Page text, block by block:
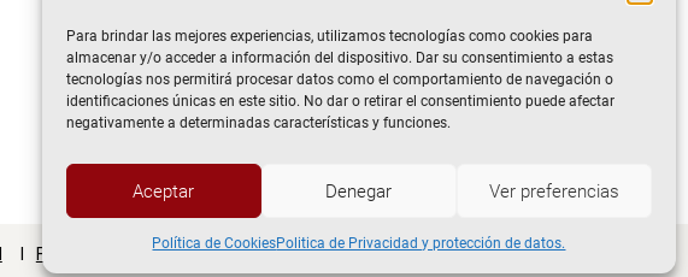
Para brindar las mejores experiencias, utilizamos tecnologías como cookies para
almacenar y/o acceder a información del dispositivo. Dar su consentimiento a estas
tecnologías nos permitirá procesar datos como el comportamiento de navegación o
identificaciones únicas en este sitio. No dar o retirar el consentimiento puede afectar
negativamente a determinadas características y funciones.
Aceptar Denegar Ver preferencias
Política de CookiesPolitica de Privacidad y protección de datos.
Politica de Privacidad y protección de datos. Política de Cookies